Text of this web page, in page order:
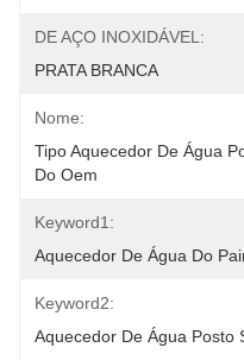
DE AÇO INOXIDÁVEL:
PRATA BRANCA
Nome:
Tipo Aquecedor De Água
Do Oem
Keyword1:
Aquecedor De Água Do
Keyword2:
Aquecedor De Água Posto